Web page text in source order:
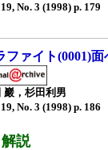
No. 3 (1998) p. 179
ファイト(0001)
巖，杉田利男
No. 3 (1998) p. 186
説